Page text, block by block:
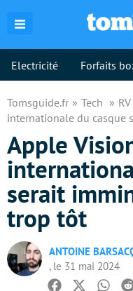
Electricité Forfaits
Tomsguide.fr Tech
internationale du casque
Apple
serait
trop tôt
ANTOINE
, le 31 mai 2024